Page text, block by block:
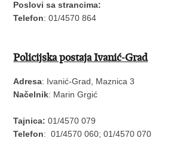
Poslovi sa strancima:
Telefon: 01/4570 864
Policijska postaja Ivanić-Grad
Adresa: Ivanić-Grad, Maznica 3
Načelnik: Marin Grgić
Tajnica:01/4570 079
Telefon: 01/4570 060; 01/4570 070